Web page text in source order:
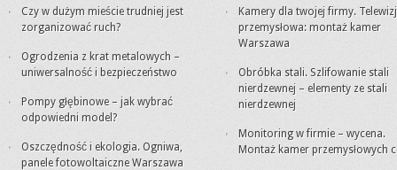
Czy w dużym mieście trudniej jest
zorganizować ruch?
Ogrodzenia z krat metalowych –
uniwersalność i bezpieczeństwo
Pompy głębinowe – jak wybrać
odpowiedni model?
Oszczędność i ekologia. Ogniwa,
panele fotowoltaiczne Warszawa
Kamery dla twojej firmy.
przemysłowa: montaż kamer
Warszawa
Obróbka stali. Szlifowanie stali
nierdzewnej – elementy ze stali
nierdzewnej
Monitoring w firmie – wycena.
Montaż kamer przemysłowych